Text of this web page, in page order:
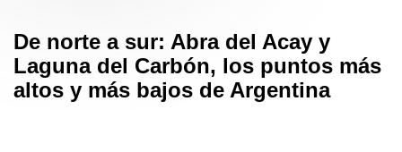
De norte a sur: Abra del Acay y
Laguna del Carbón, los puntos más
altos y más bajos de Argentina